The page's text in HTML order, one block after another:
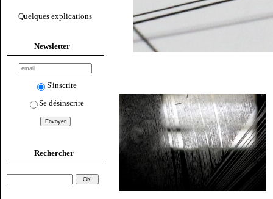
Quelques explications
Newsletter
S'inscrire
Se désinscrire
Rechercher